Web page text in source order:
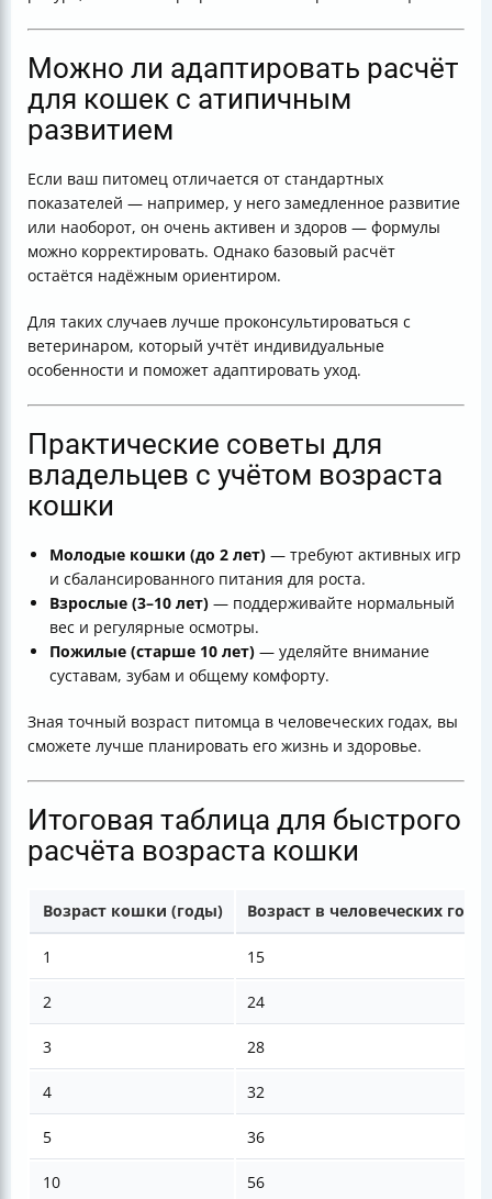
Можно ли адаптировать расчёт
для кошек с атипичным
развитием
Если ваш питомец отличается от стандартных
показателей — например, у него замедленное развитие
или наоборот, он очень активен и здоров — формулы
можно корректировать. Однако базовый расчёт
остаётся надёжным ориентиром.
Для таких случаев лучше проконсультироваться с
ветеринаром, который учтёт индивидуальные
особенности и поможет адаптировать уход.
Практические советы для
владельцев с учётом возраста
кошки
Молодые кошки (до 2 лет) — требуют активных игр
и сбалансированного питания для роста.
Взрослые (3–10 лет) — поддерживайте нормальный
вес и регулярные осмотры.
Пожилые (старше 10 лет) — уделяйте внимание
суставам, зубам и общему комфорту.
Зная точный возраст питомца в человеческих годах, вы
сможете лучше планировать его жизнь и здоровье.
Итоговая таблица для быстрого
расчёта возраста кошки
Возраст кошки (годы) Возраст в человеческих годах
1 15
2 24
3 28
4 32
5 36
10 56